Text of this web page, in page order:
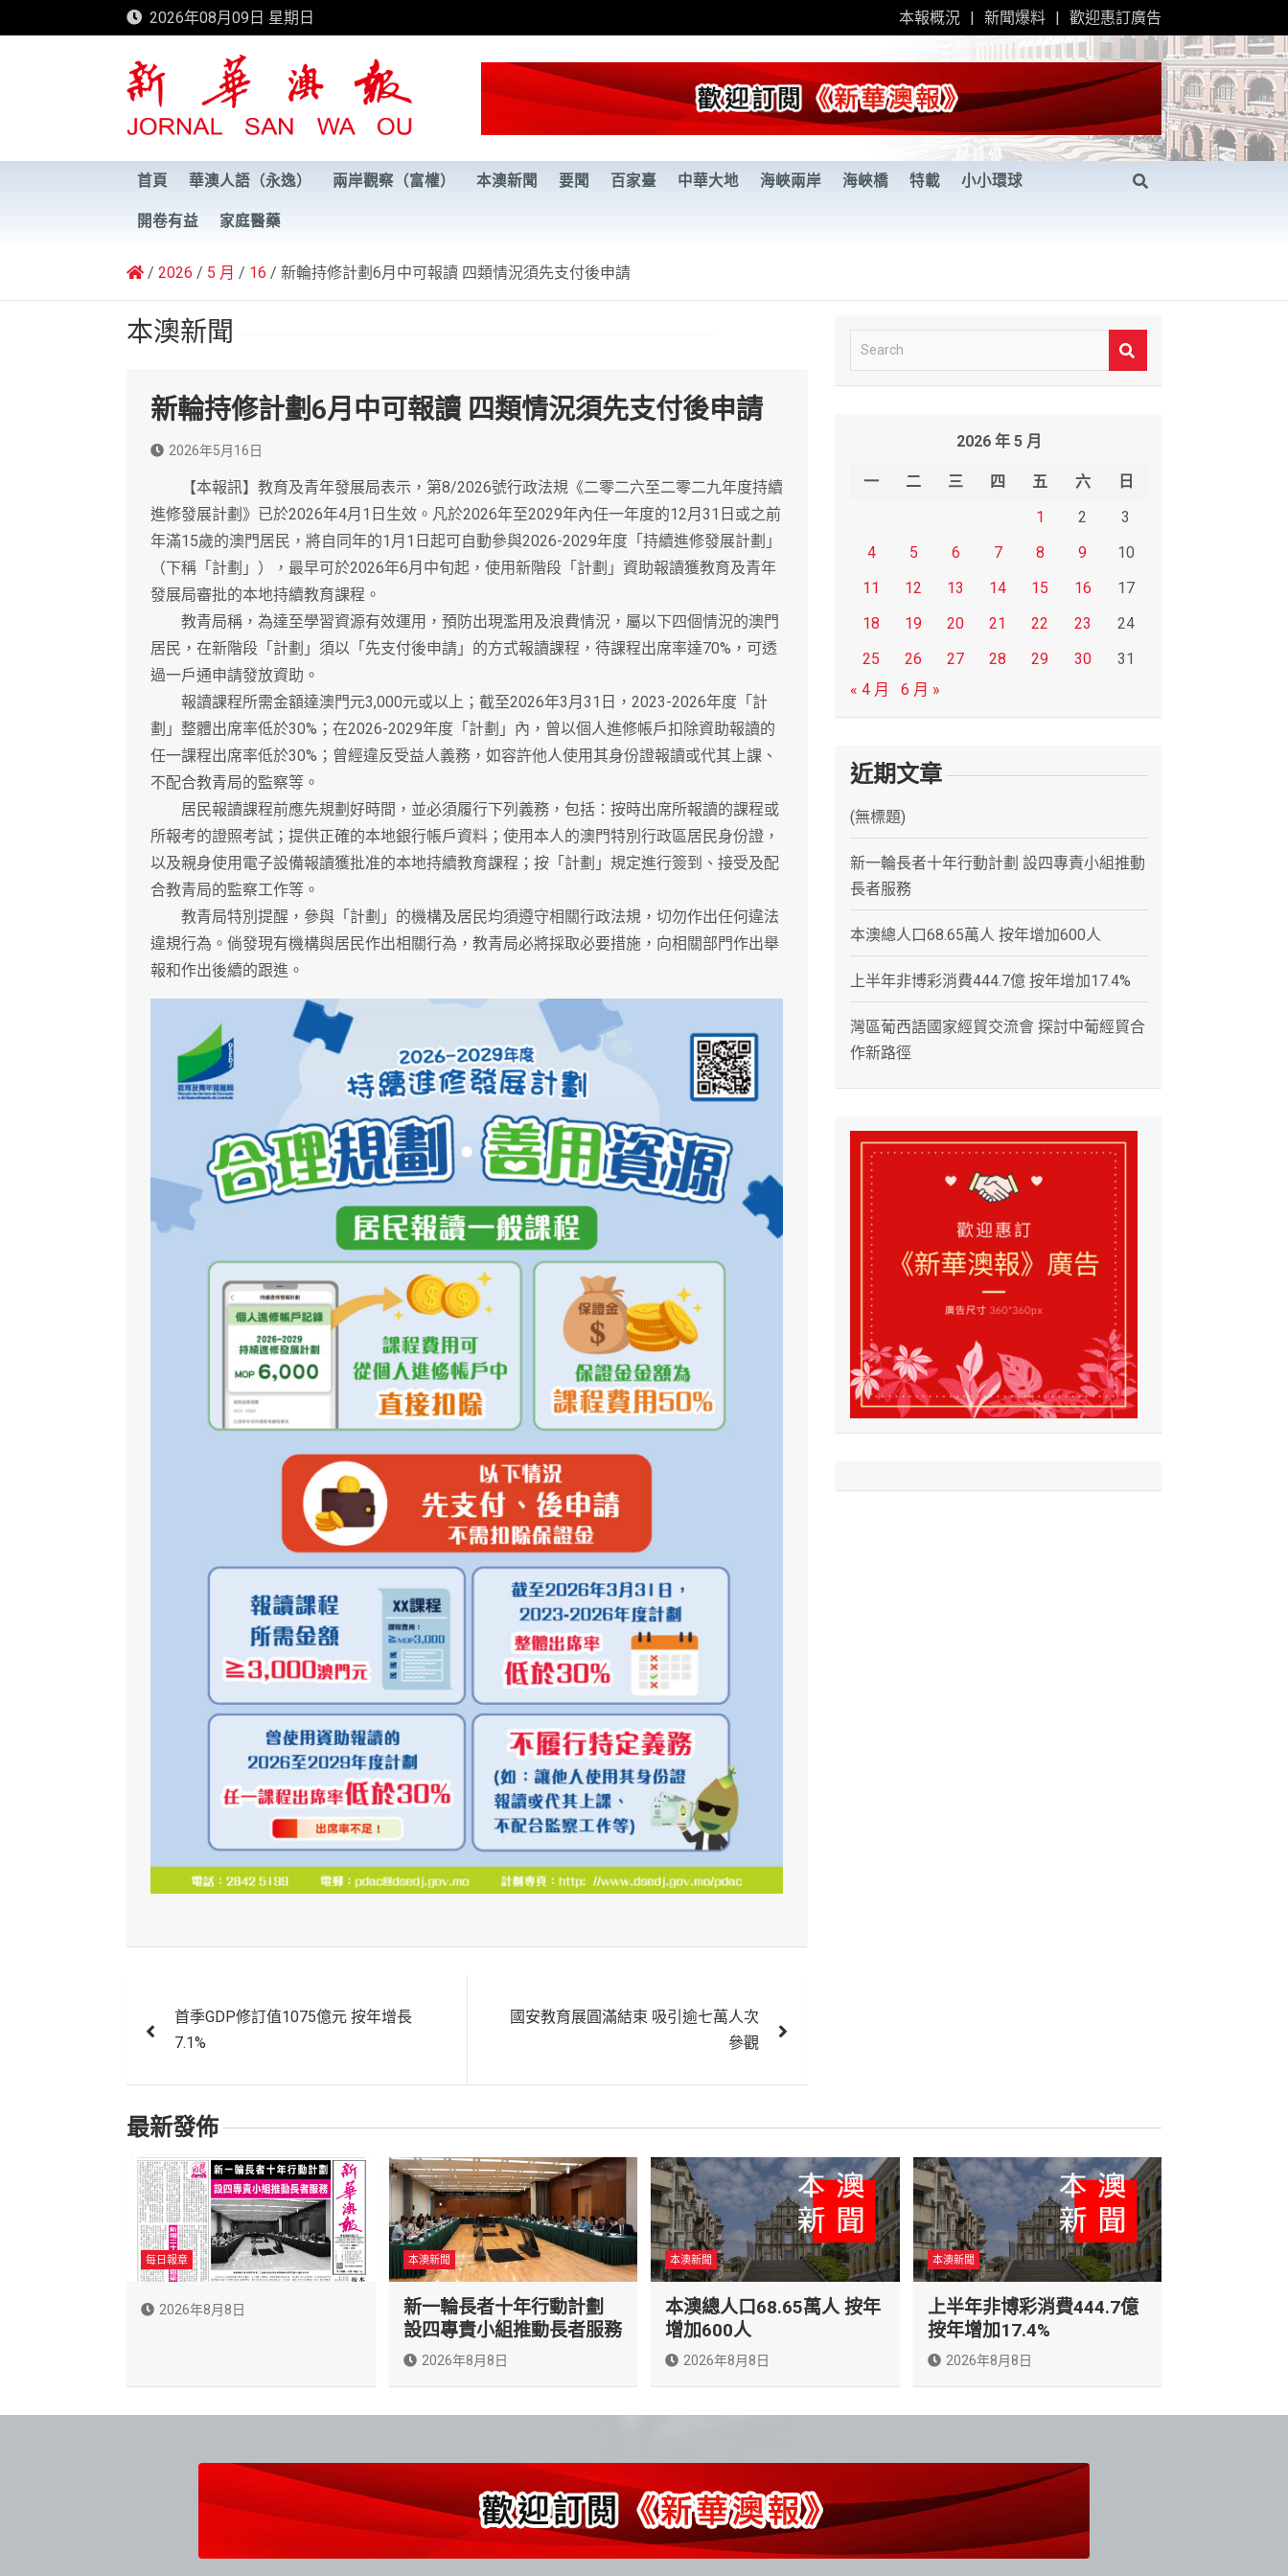
to
2026年08月09日 星期日 本報概況 新聞爆料 歡迎惠訂廣告
新華澳報
首頁 華澳人語（永逸） 兩岸觀察（富權） 本澳新聞 要聞 百家臺 中華大地 海峽兩岸 海峽橋 特載 小小環球
開卷有益 家庭醫藥
2026 5 月 16 新輪持修計劃6月中可報讀 四類情況須先支付後申請
本澳新聞
新輪持修計劃6月中可報讀 四類情況須先支付後申請
2026年5月16日
【本報訊】教育及青年發展局表示，第8/2026號行政法規《二零二六至二零二九年度持續
進修發展計劃》已於2026年4月1日生效。凡於2026年至2029年內任一年度的12月31日或之前
年滿15歲的澳門居民，將自同年的1月1日起可自動參與2026-2029年度「持續進修發展計劃」
（下稱「計劃」），最早可於2026年6月中旬起，使用新階段「計劃」資助報讀獲教育及青年
發展局審批的本地持續教育課程。
教青局稱，為達至學習資源有效運用，預防出現濫用及浪費情況，屬以下四個情況的澳門
居民，在新階段「計劃」須以「先支付後申請」的方式報讀課程，待課程出席率達70%，可透
過一戶通申請發放資助。
報讀課程所需金額達澳門元3,000元或以上；截至2026年3月31日，2023-2026年度「計
劃」整體出席率低於30%；在2026-2029年度「計劃」內，曾以個人進修帳戶扣除資助報讀的
任一課程出席率低於30%；曾經違反受益人義務，如容許他人使用其身份證報讀或代其上課、
不配合教青局的監察等。
居民報讀課程前應先規劃好時間，並必須履行下列義務，包括：按時出席所報讀的課程或
所報考的證照考試；提供正確的本地銀行帳戶資料；使用本人的澳門特別行政區居民身份證，
以及親身使用電子設備報讀獲批准的本地持續教育課程；按「計劃」規定進行簽到、接受及配
合教青局的監察工作等。
教青局特別提醒，參與「計劃」的機構及居民均須遵守相關行政法規，切勿作出任何違法
違規行為。倘發現有機構與居民作出相關行為，教青局必將採取必要措施，向相關部門作出舉
報和作出後續的跟進。
章
覽
首季GDP修訂值1075億元 按年增長
7.1%
國安教育展圓滿結束 吸引逾七萬人次
參觀
e
2026 年 5 月
一 二 三 四 五 六
日
1
2
3
4
5 6 7 8 9
10
11
12 13 14 15 16
17
18
19 20 21 22 23
24
25
26 27 28 29 30
31
« 4 月
6 月 »
近期文章
(無標題)
新一輪長者十年行動計劃 設四專責小組推動
長者服務
本澳總人口68.65萬人 按年增加600人
上半年非博彩消費444.7億 按年增加17.4%
灣區葡西語國家經貿交流會 探討中葡經貿合
作新路徑
最新發佈
每日報章
2026年8月8日
本澳新聞
新一輪長者十年行動計劃
設四專責小組推動長者服務
2026年8月8日
本澳新聞
本澳總人口68.65萬人 按年
增加600人
2026年8月8日
本澳新聞
上半年非博彩消費444.7億
按年增加17.4%
2026年8月8日